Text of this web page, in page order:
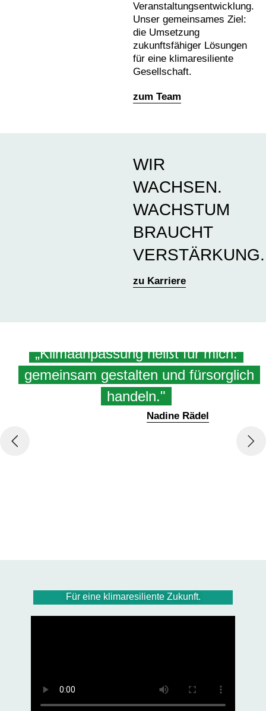
Veranstaltungsentwicklung.
Unser gemeinsames Ziel:
die Umsetzung
zukunftsfähiger Lösungen
für eine klimaresiliente
Gesellschaft.
zum Team
WIR
WACHSEN.
WACHSTUM
BRAUCHT
VERSTÄRKUNG.
zu Karriere
„Klimaanpassung heißt für mich:
gemeinsam gestalten und fürsorglich
handeln."
Nadine Rädel
Für eine klimaresiliente Zukunft.